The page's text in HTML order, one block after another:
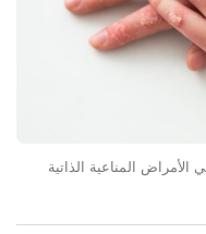
الأمراض المناعية الذاتية